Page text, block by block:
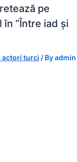
pe
în “Între iad și
actori turci / Byadmin